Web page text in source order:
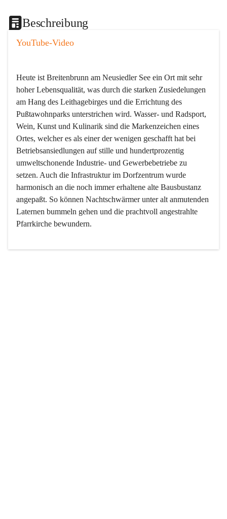
Beschreibung
YouTube-Video
Heute ist Breitenbrunn am Neusiedler See ein Ort mit sehr
hoher Lebensqualität, was durch die starken Zusiedelungen
am Hang des Leithagebirges und die Errichtung des
Pußtawohnparks unterstrichen wird. Wasser- und Radsport,
Wein, Kunst und Kulinarik sind die Markenzeichen eines
Ortes, welcher es als einer der wenigen geschafft hat bei
Betriebsansiedlungen auf stille und hundertprozentig
umweltschonende Industrie- und Gewerbebetriebe zu
setzen. Auch die Infrastruktur im Dorfzentrum wurde
harmonisch an die noch immer erhaltene alte Bausbustanz
angepaßt. So können Nachtschwärmer unter alt anmutenden
Laternen bummeln gehen und die prachtvoll angestrahlte
Pfarrkirche bewundern.
Der Weinbau dominert heute nicht mehr, ist aber integrativer